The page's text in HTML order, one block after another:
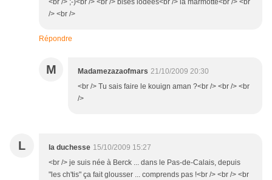
<br /> ;-)<br /> <br /> bises iodées<br /> la marmotte<br /> <br
/> <br />
Répondre
M Madamezazaofmars 21/10/2009 20:30
<br /> Tu sais faire le kouign aman ?<br /> <br /> <br
/>
L la duchesse 15/10/2009 15:27
<br /> je suis née à Berck ... dans le Pas-de-Calais, depuis
"les ch'tis" ça fait glousser ... comprends pas !<br /> <br /> <br